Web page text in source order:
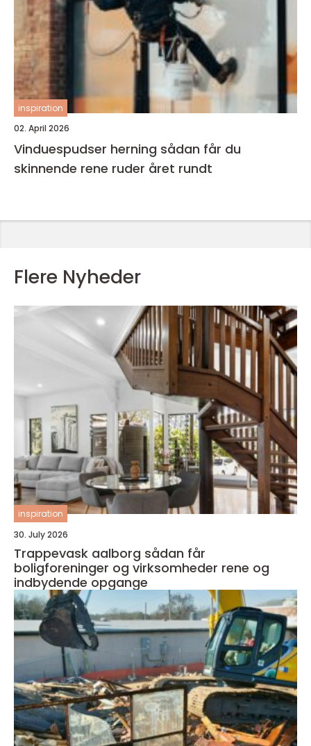
inspiration
02. April 2026
Vinduespudser herning sådan får du
skinnende rene ruder året rundt
Flere Nyheder
inspiration
30. July 2026
Trappevask aalborg sådan får
boligforeninger og virksomheder rene og
indbydende opgange